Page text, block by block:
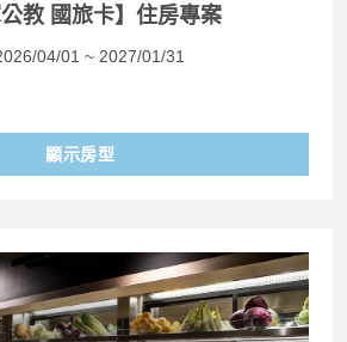
教 國旅卡】住房專案
04/01 ~ 2027/01/31
顯示房型